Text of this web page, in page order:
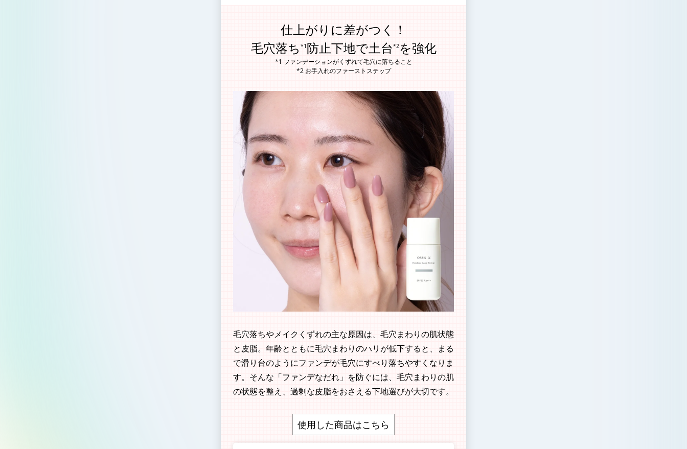
仕上がりに差がつく！
毛穴落ち *1 防止下地で土台*2を強化
*1 ファンデーションがくずれて毛穴に落ちること
*2 お手入れのファーストステップ
毛穴落ちやメイクくずれの主な原因は、毛穴まわりの肌状態
と皮脂。年齢とともに毛穴まわりのハリが低下すると、まる
で滑り台のようにファンデが毛穴にすべり落ちやすくなりま
す。そんな「ファンデなだれ」を防ぐには、毛穴まわりの肌
の状態を整え、過剰な皮脂をおさえる下地選びが大切です。
使用した商品はこちら